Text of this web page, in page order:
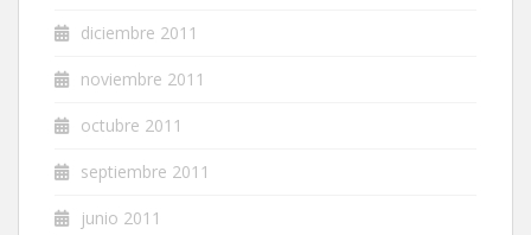
diciembre 2011
noviembre 2011
octubre 2011
septiembre 2011
junio 2011